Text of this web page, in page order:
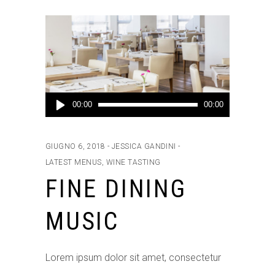
Audio
Player
00:00 00:00
GIUGNO 6, 2018
JESSICA GANDINI
LATEST MENUS WINE TASTING
FINE DINING
MUSIC
Lorem ipsum dolor sit amet, consectetur